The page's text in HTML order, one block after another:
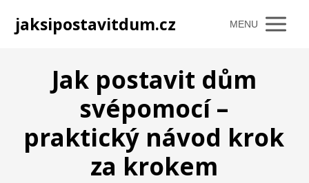
jaksipostavitdum.cz MENU
Jak postavit dům
svépomocí –
praktický návod krok
za krokem